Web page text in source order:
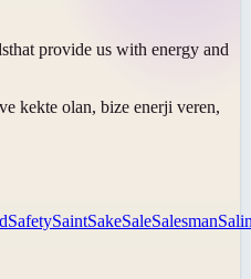
that provide us with energy and
kekte olan, bize enerji veren,
SafetySaintSakeSaleSalesman